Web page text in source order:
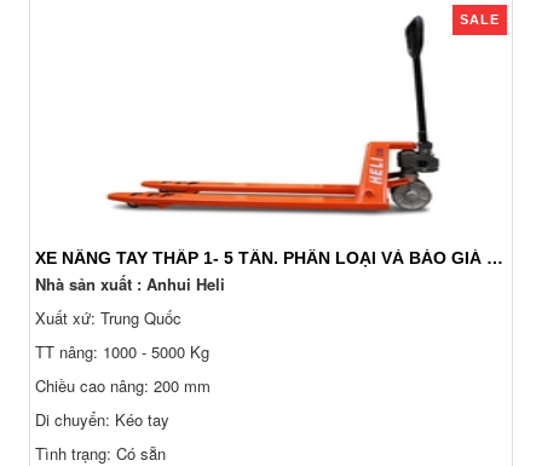
SALE
XE NÂNG TAY THẤP 1- 5 TẤN. PHÂN LOẠI VÀ BÁO GIÁ 24/7
Nhà sản xuất : Anhui Heli
Xuất xứ: Trung Quốc
TT nâng: 1000 - 5000 Kg
Chiều cao nâng: 200 mm
Di chuyển: Kéo tay
Tình trạng: Có sẵn